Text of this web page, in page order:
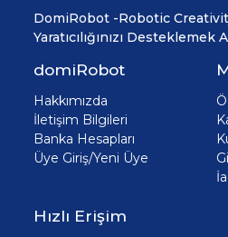
DomiRobot -Robotic
Yaratıcılığınızı Desteklemek
domiRobot
Hakkımızda
İletişim Bilgileri
Banka Hesapları
Üye Giriş/Yeni Üye
Hızlı Erişim